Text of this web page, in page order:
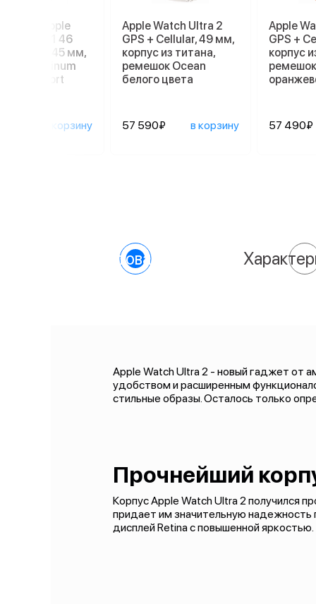
часы Apple
Series 11 46
L 140–245 мм,
Aluminum
Black Sport
в корзину
Apple Watch Ultra 2
GPS + Cellular, 49 мм,
корпус из титана,
ремешок Ocean
белого цвета
57 590₽ в корзину
Apple
GPS +
корпус
57 490₽
О товаре
Apple Watch Ultra 2 - новый гаджет от
удобством и расширенным
стильные образы. Осталось только
Прочнейший
Корпус Apple Watch Ultra 2 получился
придает им значительную надежность
дисплей Retina с повышенной яркостью.